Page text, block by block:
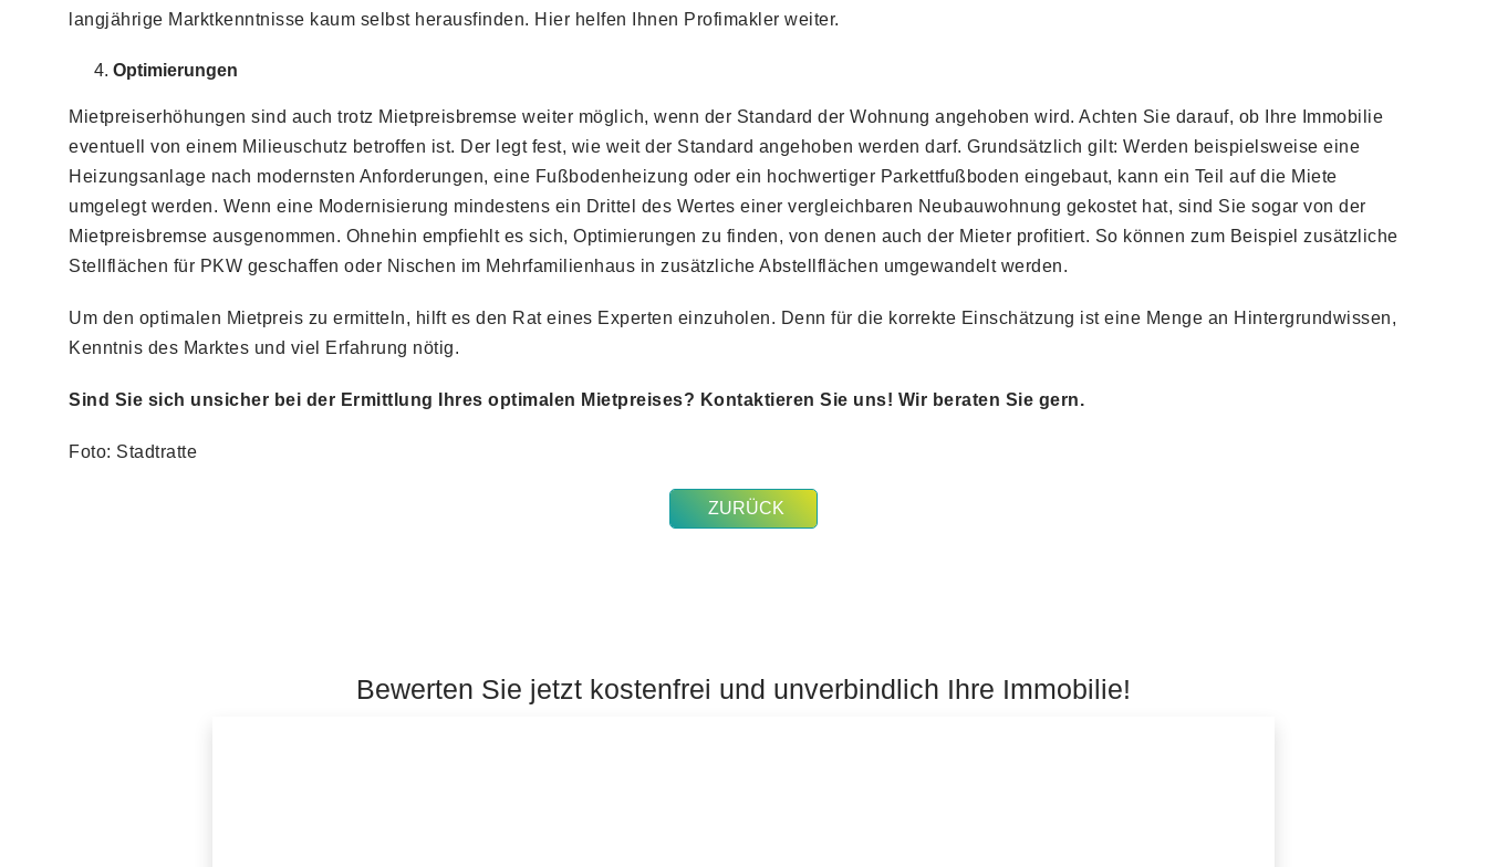
langjährige Marktkenntnisse kaum selbst herausfinden. Hier helfen Ihnen Profimakler weiter.
Optimierungen
Mietpreiserhöhungen sind auch trotz Mietpreisbremse weiter möglich, wenn der Standard der Wohnung angehoben wird. Achten Sie darauf, ob Ihre Immobilie
eventuell von einem Milieuschutz betroffen ist. Der legt fest, wie weit der Standard angehoben werden darf. Grundsätzlich gilt: Werden beispielsweise eine
Heizungsanlage nach modernsten Anforderungen, eine Fußbodenheizung oder ein hochwertiger Parkettfußboden eingebaut, kann ein Teil auf die Miete
umgelegt werden. Wenn eine Modernisierung mindestens ein Drittel des Wertes einer vergleichbaren Neubauwohnung gekostet hat, sind Sie sogar von der
Mietpreisbremse ausgenommen. Ohnehin empfiehlt es sich, Optimierungen zu finden, von denen auch der Mieter profitiert. So können zum Beispiel zusätzliche
Stellflächen für PKW geschaffen oder Nischen im Mehrfamilienhaus in zusätzliche Abstellflächen umgewandelt werden.
Um den optimalen Mietpreis zu ermitteln, hilft es den Rat eines Experten einzuholen. Denn für die korrekte Einschätzung ist eine Menge an Hintergrundwissen,
Kenntnis des Marktes und viel Erfahrung nötig.
Sind Sie sich unsicher bei der Ermittlung Ihres optimalen Mietpreises? Kontaktieren Sie uns! Wir beraten Sie gern.
Foto: Stadtratte
ZURÜCK
Bewerten Sie jetzt kostenfrei und unverbindlich Ihre Immobilie!